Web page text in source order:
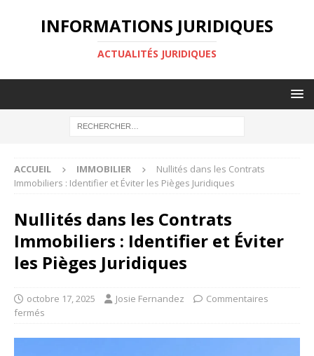
INFORMATIONS JURIDIQUES
ACTUALITÉS JURIDIQUES
ACCUEIL IMMOBILIER
Nullités dans les Contrats
Immobiliers : Identifier et Éviter les Pièges Juridiques
Nullités dans les Contrats
Immobiliers : Identifier et Éviter
les Pièges Juridiques
octobre 17, 2025 Josie Fernandez
Commentaires
fermés